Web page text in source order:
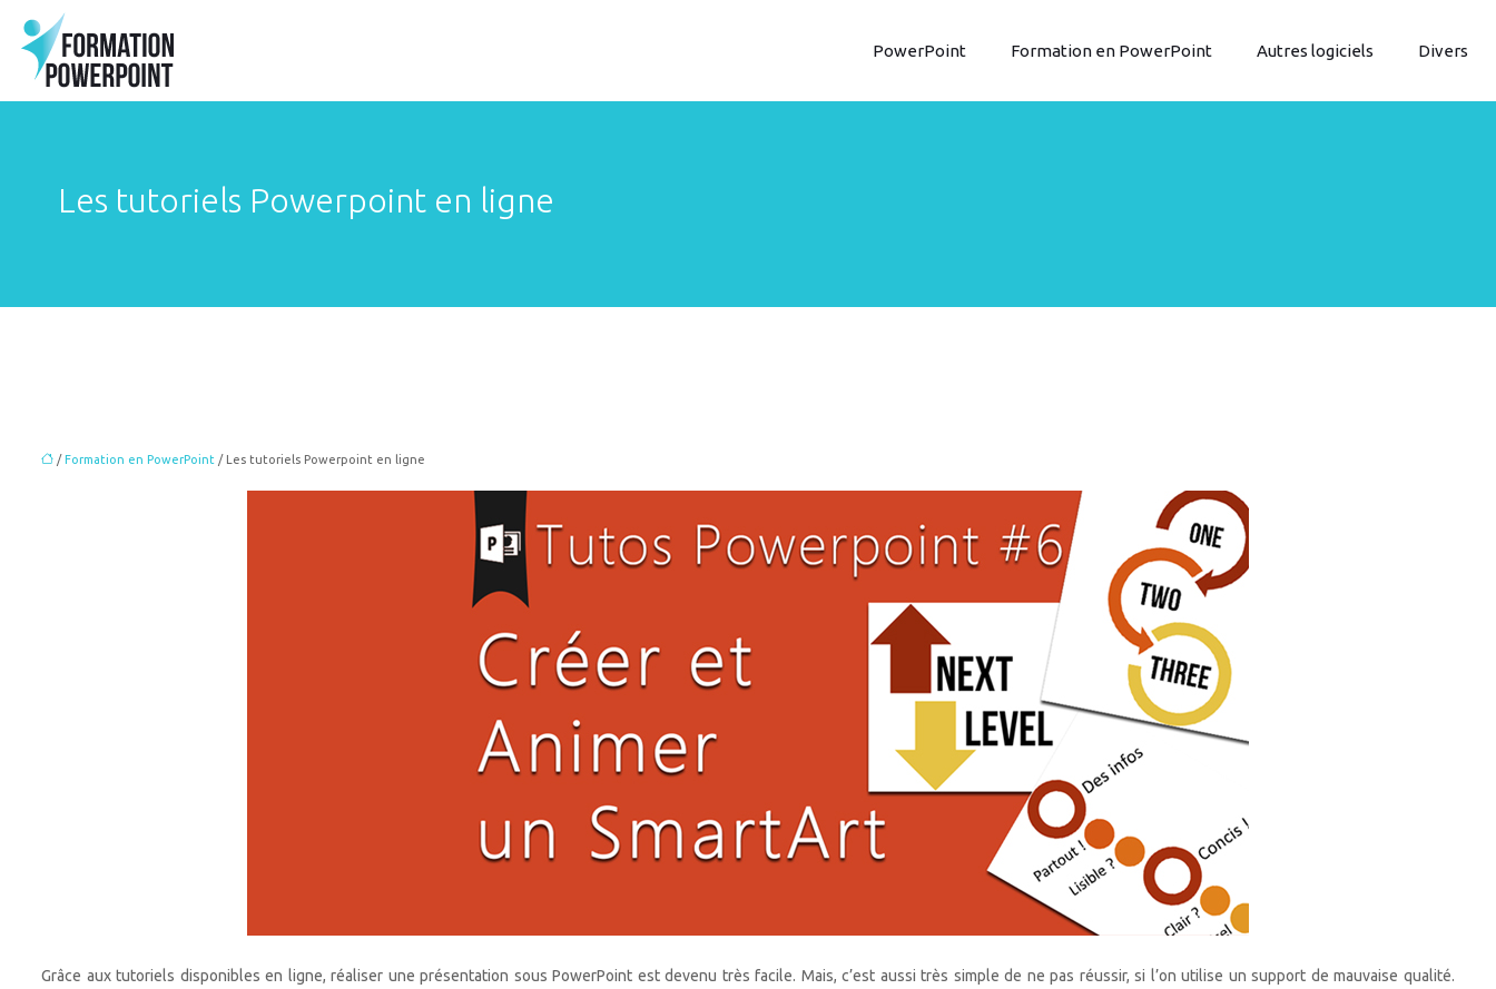
PowerPoint Formation en PowerPoint Autres logiciels Divers
Les tutoriels Powerpoint en ligne
/Formation en PowerPoint / Les tutoriels Powerpoint en ligne
Grâce aux tutoriels disponibles en ligne, réaliser une présentation sous PowerPoint est devenu très facile. Mais, c’est aussi très simple de ne pas réussir, si l’on utilise un support de mauvaise qualité.